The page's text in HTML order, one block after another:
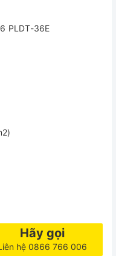
PLDT-36E
Hãy gọi
hệ 0866 766 006